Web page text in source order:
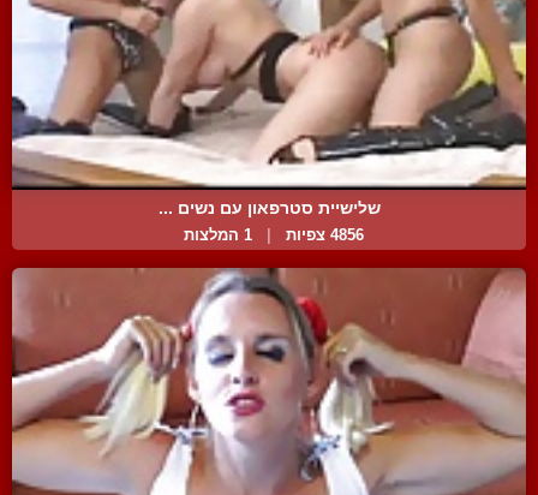
שלישיית סטרפאון עם נשים ...
4856 צפיות 1 המלצות